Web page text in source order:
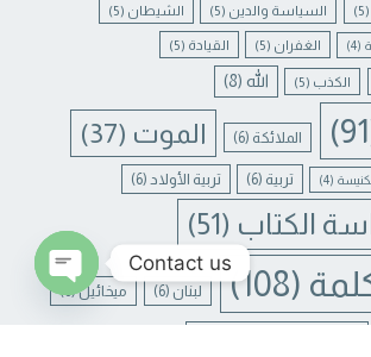
(5) السياسة والدين (5) الشيطان (5)
(4) الغفران (5) القيادة (5)
الكذب (5) الله (8)
الملائكة (6) الموت (37)
(4) تربية (6) تربية الأولاد (6)
الكتاب (51)
(108) لبنان (6) ميخائيل(6)
Contact us